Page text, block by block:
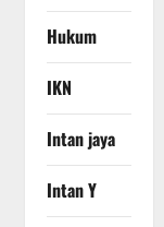
Hukum
IKN
Intan jaya
Intan Y